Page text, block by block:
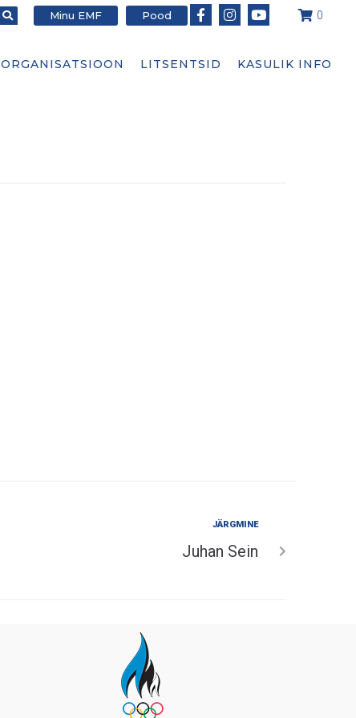
Minu EMF Pood 0
ORGANISATSIOON LITSENTSID KASULIK INFO
JÄRGMINE
Juhan Sein